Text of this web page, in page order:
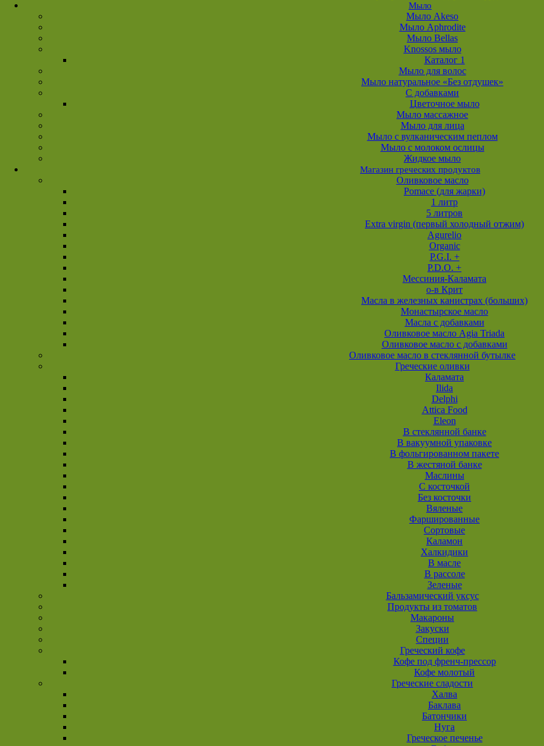
Мыло
Мыло Akeso
Мыло Aphrodite
Мыло Bellas
Knossos мыло
Каталог 1
Мыло для волос
Мыло натуральное «Без отдушек»
С добавками
Цветочное мыло
Мыло массажное
Мыло для лица
Мыло с вулканическим пеплом
Мыло с молоком ослицы
Жидкое мыло
Магазин греческих продуктов
Оливковое масло
Pomace (для жарки)
1 литр
5 литров
Extra virgin (первый холодный отжим)
Agurelio
Organic
P.G.I. +
P.D.O. +
Мессиния-Каламата
о-в Крит
Масла в железных канистрах (больших)
Монастырское масло
Масла с добавками
Оливковое масло Agia Triada
Оливковое масло с добавками
Оливковое масло в стеклянной бутылке
Греческие оливки
Каламата
Ilida
Delphi
Attica Food
Eleon
В стеклянной банке
В вакуумной упаковке
В фольгированном пакете
В жестяной банке
Маслины
С косточкой
Без косточки
Вяленые
Фаршированные
Сортовые
Каламон
Халкидики
В масле
В рассоле
Зеленые
Бальзамический уксус
Продукты из томатов
Макароны
Закуски
Специи
Греческий кофе
Кофе под френч-прессор
Кофе молотый
Греческие сладости
Халва
Баклава
Батончики
Нуга
Греческое печенье